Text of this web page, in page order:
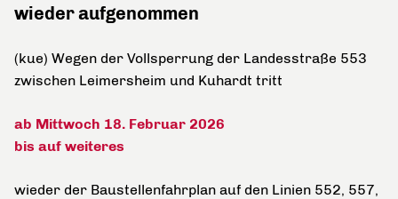
wieder aufgenommen
(kue) Wegen der Vollsperrung der Landesstraße 553
zwischen Leimersheim und Kuhardt tritt
ab Mittwoch 18. Februar 2026
bis auf weiteres
wieder der Baustellenfahrplan auf den Linien 552, 557,